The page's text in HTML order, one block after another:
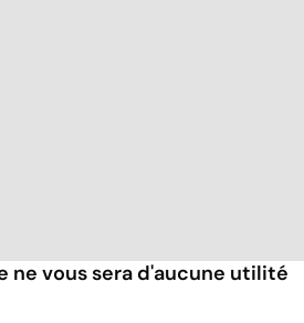
ne vous sera d'aucune utilité